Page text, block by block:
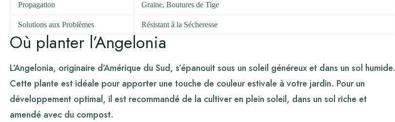
Propagation Graine, Boutures de Tige
Solutions aux Problèmes Résistant à la Sécheresse
Où planter l’Angelonia
L’Angelonia, originaire d’Amérique du Sud, s’épanouit sous un soleil généreux et dans un sol humide.
Cette plante est idéale pour apporter une touche de couleur estivale à votre jardin. Pour un
développement optimal, il est recommandé de la cultiver en plein soleil, dans un sol riche et
amendé avec du compost.